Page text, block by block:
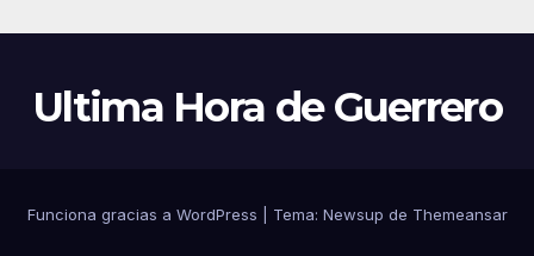
Ultima Hora de Guerrero
Funciona gracias a WordPress Tema: Newsup de Themeansar